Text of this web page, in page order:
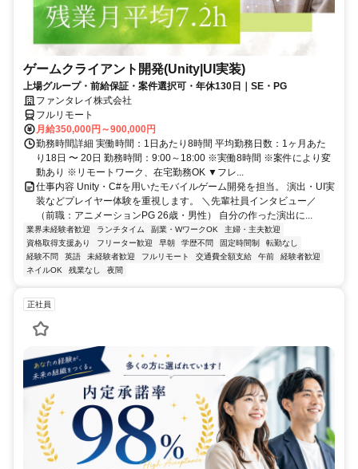
ゲームクライアント開発(Unity|UI実装)
上場グループ・前給保証・案件選択可・年休130日｜SE・PG
ファンタレイ株式会社
フルリモート
月給350,000円～900,000円
勤務時間詳細 実働時間：1日あたり8時間 平均勤務日数：1ヶ月あた
り18日 〜 20日 勤務時間：9:00～18:00 ※実働8時間 ※案件により変
動あり ※リモートワーク、在宅勤務OK ▼フレ...
仕事内容 Unity・C#を用いたモバイルゲーム開発を担当。 演出・UI実
装などプレイヤー体験を重視します。 ＼先輩社員インタビュー／
（前職：アニメーションPG 26歳・男性） 自分の作った演出に...
業界未経験者歓迎 ランチタイム 副業・WワークOK
主婦・主夫歓迎
資格取得支援あり
フリーター歓迎 早朝 学歴不問 固定時間制
転勤なし
経験不問
英語 未経験者歓迎 フルリモート 交通費全額支給 午前
経験者歓迎
ネイルOK
残業なし 夜間
正社員